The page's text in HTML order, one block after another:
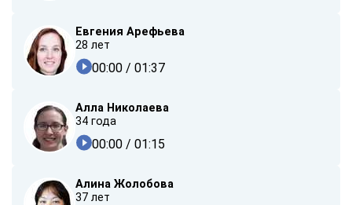
Евгения Арефьева
28 лет
00:00 / 01:37
Алла Николаева
34 года
00:00 / 01:15
Алина Жолобова
37 лет